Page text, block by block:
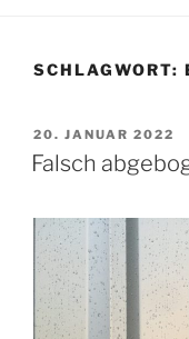
SCHLAGWORT:
VERÖFFENTLICHT
AM
20. JANUAR 2022
Falsch